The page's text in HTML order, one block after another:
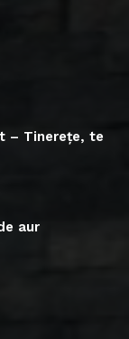
– Tinerețe, te
aur